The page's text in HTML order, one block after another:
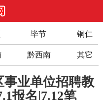
毕节 铜仁
黔西南 其它
事业单位招聘教
报名|7.12笔